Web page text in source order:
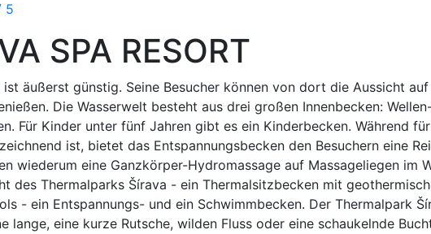
5
SPA RESORT
äußerst günstig. Seine Besucher können von dort die Aussicht
Die Wasserwelt besteht aus drei großen Innenbecken:
Für Kinder unter fünf Jahren gibt es ein Kinderbecken. Während
ist, bietet das Entspannungsbecken den Besuchern eine
wiederum eine Ganzkörper-Hydromassage auf Massageliegen im
des Thermalparks Šírava - ein Thermalsitzbecken mit
- ein Entspannungs- und ein Schwimmbecken. Der Thermalpark
lange, eine kurze Rutsche, wilden Fluss oder eine schaukelnde